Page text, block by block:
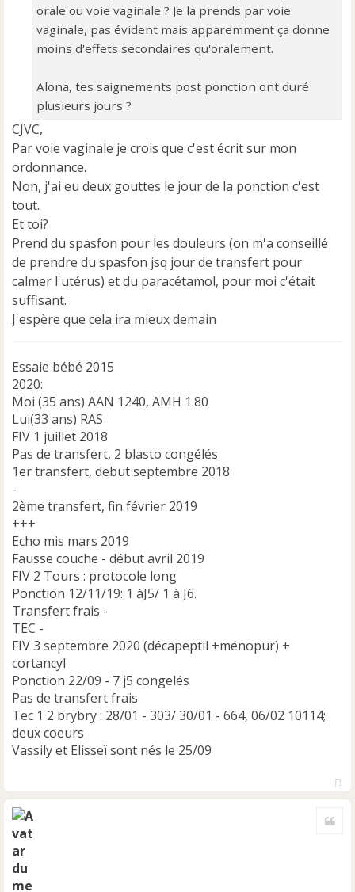
orale ou voie vaginale ? Je la prends par voie
vaginale, pas évident mais apparemment ça donne
moins d'effets secondaires qu'oralement.
Alona, tes saignements post ponction ont duré
plusieurs jours ?
CJVC,
Par voie vaginale je crois que c'est écrit sur mon
ordonnance.
Non, j'ai eu deux gouttes le jour de la ponction c'est
tout.
Et toi?
Prend du spasfon pour les douleurs (on m'a conseillé
de prendre du spasfon jsq jour de transfert pour
calmer l'utérus) et du paracétamol, pour moi c'était
suffisant.
J'espère que cela ira mieux demain
Essaie bébé 2015
2020:
Moi (35 ans) AAN 1240, AMH 1.80
Lui(33 ans) RAS
FIV 1 juillet 2018
Pas de transfert, 2 blasto congélés
1er transfert, debut septembre 2018
-
2ème transfert, fin février 2019
+++
Echo mis mars 2019
Fausse couche - début avril 2019
FIV 2 Tours : protocole long
Ponction 12/11/19: 1 àJ5/ 1 à J6.
Transfert frais -
TEC -
FIV 3 septembre 2020 (décapeptil +ménopur) +
cortancyl
Ponction 22/09 - 7 j5 congelés
Pas de transfert frais
Tec 1 2 brybry : 28/01 - 303/ 30/01 - 664, 06/02 10114;
deux coeurs
Vassily et Elisseï sont nés le 25/09